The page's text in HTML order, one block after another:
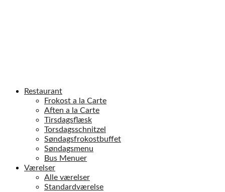
Restaurant
Frokost a la Carte
Aften a la Carte
Tirsdagsflæsk
Torsdagsschnitzel
Søndagsfrokostbuffet
Søndagsmenu
Bus Menuer
Værelser
Alle værelser
Standardværelse